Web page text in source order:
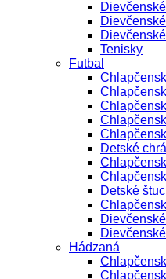
Tenisky
Futbal
Detské
Detské
Hádzaná